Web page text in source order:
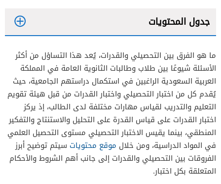
جدول المحتويات
الاختبار التحصيلي
اختبار القدرات العامة
الفرق بين هدف التحصيلي والقدرات
الفرق بين أسئلة التحصيلي والقدرات
الفئة المستهدفة في التحصيلي والقدرات
ما هو الفرق بين التحصيلي والقدرات، يُعد هذا التساؤل من أكثر
الأسئلة شيوعًا بين طلاب وطالبات الثانوية العامة في المملكة
العربية السعودية الراغبين في استكمال دراستهم الجامعية، حيث
يُقدم كل من اختبار التحصيلي واختبار القدرات من قبل هيئة تقويم
التعليم والتدريب لقياس مهارات مختلفة لدى الطالب، إذ يركز
اختبار القدرات على قياس القدرة على التحليل والاستنتاج والتفكير
المنطقي، بينما يقيس الاختبار التحصيلي مستوى التحصيل العلمي
في المواد الدراسية، ومن خلال موقع محتويات سيتم توضيح أبرز
الفروقات بين التحصيلي والقدرات إلى جانب أهم الشروط والأحكام
المتعلقة بكل اختبار.